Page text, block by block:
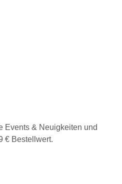
Events & Neuigkeiten und
€ Bestellwert.